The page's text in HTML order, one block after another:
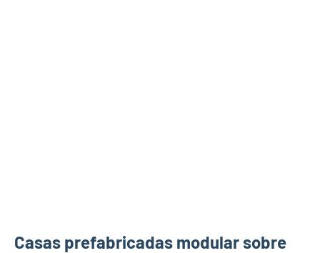
Casas prefabricadas modular sobre